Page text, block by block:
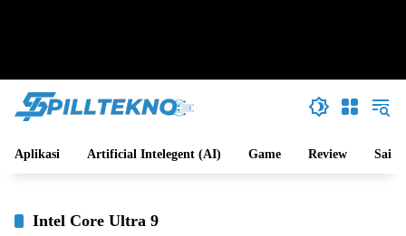
Aplikasi Artificial Intelegent (AI) Game Review Sains
Intel Core Ultra 9